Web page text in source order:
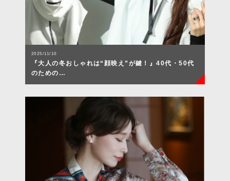
2025/11/10
『大人の冬おしゃれは“顔映え”が鍵！』40代・50代
のための…